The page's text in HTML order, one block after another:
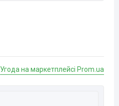
Угода на маркетплейсі Prom.ua